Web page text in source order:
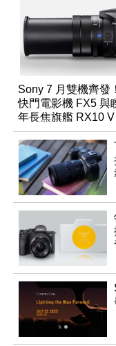
Sony 7 月雙機齊發
快門電影機 FX5 與
年長焦旗艦 RX10
登場